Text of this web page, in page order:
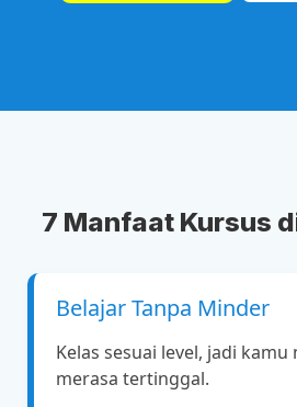
7 Manfaat Kursus
Belajar Tanpa Minder
Kelas sesuai level, jadi kamu
merasa tertinggal.